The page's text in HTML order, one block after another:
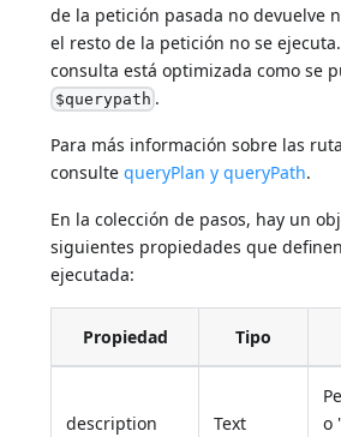
de la petición pasada no devuelve
el resto de la petición no se
consulta está optimizada como se
$querypath .
Para más información sobre las
consultequeryPlan y queryPath.
En la colección de pasos, hay un
siguientes propiedades que
ejecutada:
Propiedad Tipo
description Text
o